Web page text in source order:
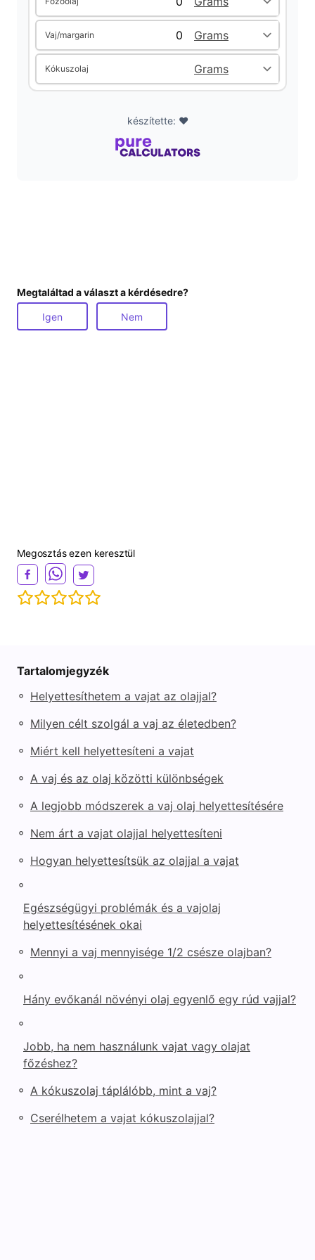
o
Vaj/margarin
Kókuszolaj
készítette: ❤️
Megtaláltad a választ a kérdésedre?
Igen Nem
Megosztás ezen keresztül
Tartalomjegyzék
◦ Helyettesíthetem a vajat az olajjal?
◦ Milyen célt szolgál a vaj az életedben?
◦ Miért kell helyettesíteni a vajat
◦ A vaj és az olaj közötti különbségek
◦ A legjobb módszerek a vaj olaj helyettesítésére
◦ Nem árt a vajat olajjal helyettesíteni
◦ Hogyan helyettesítsük az olajjal a vajat
◦
Egészségügyi problémák és a vajolaj
helyettesítésének okai
◦ Mennyi a vaj mennyisége 1/2 csésze olajban?
◦
Hány evőkanál növényi olaj egyenlő egy rúd vajjal?
◦
Jobb, ha nem használunk vajat vagy olajat
főzéshez?
◦ A kókuszolaj táplálóbb, mint a vaj?
◦ Cserélhetem a vajat kókuszolajjal?